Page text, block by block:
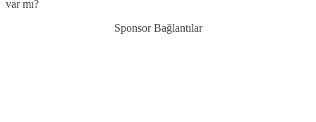
var mı?
Sponsor Bağlantılar